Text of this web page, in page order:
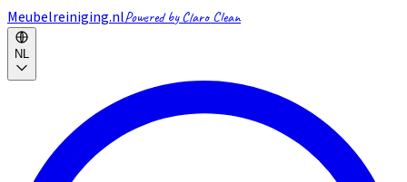
Meubelreiniging.nlPowered by Claro Clean
NL